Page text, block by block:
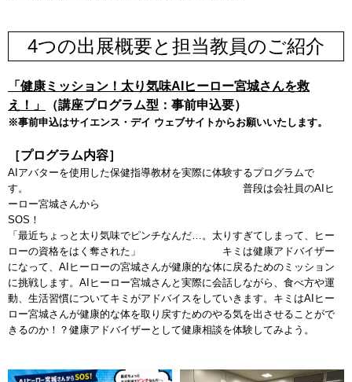
4つの出展概要と担当教員のご紹介
「健康ミッション！太り気味AIヒーロー宮城さんを救
え！」
（講座プログラム型：事前申込要）
※事前申込はサイエンス・デイ ウェブサイトからお願いいたします。
［プログラム内容］
AIアバターを使用した保健指導教材を実際に体験するプログラムで
す。 普段は会社員のAIヒ
ーロー宮城さんから
SOS
「最近ちょっと太り気味でピンチなんだ…。太りすぎてしまって、ヒー
ローの資格をはく奪された」 キミは健康アドバイザー
になって、AIヒーローの宮城さんが健康的な体に戻るためのミッション
に挑戦します。AIヒーロー宮城さんと実際に会話しながら、食べ方や運
動、生活習慣についてキミがアドバイスをしていきます。キミはAIヒー
ロー宮城さんが健康的な体を取り戻すためのやる気を出させることがで
きるのか！？健康アドバイザーとして健康相談を体験してみよう。